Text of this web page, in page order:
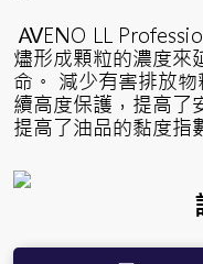
AVENO LL
燼形成顆粒的濃度來
命。 減少有害排放
續高度保護，提高了
提高了油品的黏度指